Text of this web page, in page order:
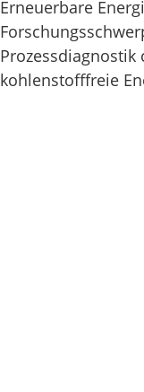
Erneuerbare
kohlenstofffreie